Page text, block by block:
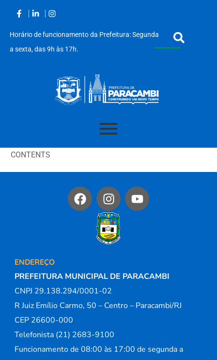
Horário de funcionamento da Prefeitura: Segunda
a sexta, das 9h às 17h.
o
CONTENTS
ENDEREÇO
PREFEITURA MUNICIPAL DE PARACAMBI
CNPJ 29.138.294/0001-02
R Juiz Emílio Carmo, 50 – Centro – Paracambi/RJ
CEP 26600-000
Telefonista (21) 2683-9100
Funcionamento de 08:00 às 17:00 de segunda a